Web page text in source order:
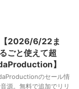
2026/6/22ま
ごと使えて超
】
のセール情
源。無料で追加でリリ